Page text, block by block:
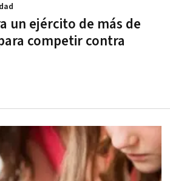
un ejército de más de
competir contra